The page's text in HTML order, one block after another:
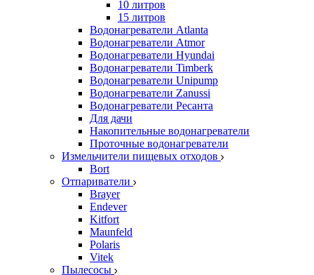
10 литров
15 литров
Водонагреватели Atlanta
Водонагреватели Atmor
Водонагреватели Hyundai
Водонагреватели Timberk
Водонагреватели Unipump
Водонагреватели Zanussi
Водонагреватели Ресанта
Для дачи
Накопительные водонагреватели
Проточные водонагреватели
Измельчители пищевых отходов
Bort
Отпариватели
Brayer
Endever
Kitfort
Maunfeld
Polaris
Vitek
Пылесосы